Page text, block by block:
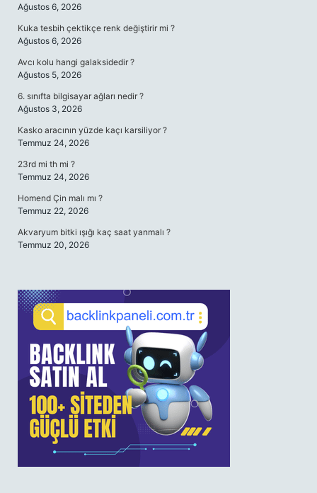
Ağustos 6, 2026
Kuka tesbih çektikçe renk değiştirir mi ?
Ağustos 6, 2026
Avcı kolu hangi galaksidedir ?
Ağustos 5, 2026
6. sınıfta bilgisayar ağları nedir ?
Ağustos 3, 2026
Kasko aracının yüzde kaçı karsiliyor ?
Temmuz 24, 2026
23rd mi th mi ?
Temmuz 24, 2026
Homend Çin malı mı ?
Temmuz 22, 2026
Akvaryum bitki ışığı kaç saat yanmalı ?
Temmuz 20, 2026